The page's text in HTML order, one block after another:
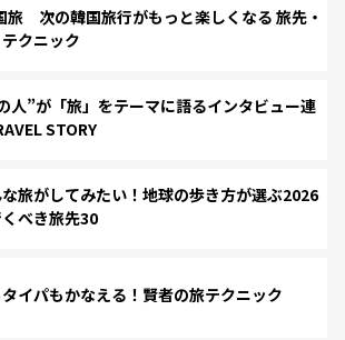
旅 次の韓国旅行がもっと楽しくなる 旅先・
クニック
人”が「旅」をテーマに語るインタビュー連
STORY
旅がしてみたい！地球の歩き方が選ぶ2026
べき旅先30
イパもかなえる！賢者の旅テクニック